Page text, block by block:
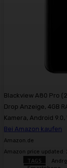
Blackview A80 Pro
Drop Anzeige, 4GB
Kamera, Android 9.0,
Bei Amazon kaufen
Amazon.de
Amazon price updated:
TAGS